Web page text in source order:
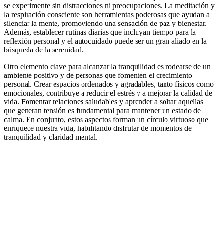
se experimente sin distracciones ni preocupaciones. La meditación y
la respiración consciente son herramientas poderosas que ayudan a
silenciar la mente, promoviendo una sensación de paz y bienestar.
Además, establecer rutinas diarias que incluyan tiempo para la
reflexión personal y el autocuidado puede ser un gran aliado en la
búsqueda de la serenidad.
Otro elemento clave para alcanzar la tranquilidad es rodearse de un
ambiente positivo y de personas que fomenten el crecimiento
personal. Crear espacios ordenados y agradables, tanto físicos como
emocionales, contribuye a reducir el estrés y a mejorar la calidad de
vida. Fomentar relaciones saludables y aprender a soltar aquellas
que generan tensión es fundamental para mantener un estado de
calma. En conjunto, estos aspectos forman un círculo virtuoso que
enriquece nuestra vida, habilitando disfrutar de momentos de
tranquilidad y claridad mental.